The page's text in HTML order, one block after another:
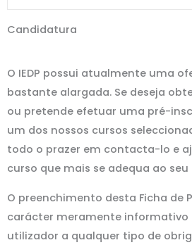
Candidatura
O IEDP possui atualmente uma
bastante alargada. Se deseja
ou pretende efetuar uma pré-
um dos nossos cursos
todo o prazer em contacta-lo e
curso que mais se adequa ao
O preenchimento desta Ficha de
carácter meramente informativo
utilizador a qualquer tipo de